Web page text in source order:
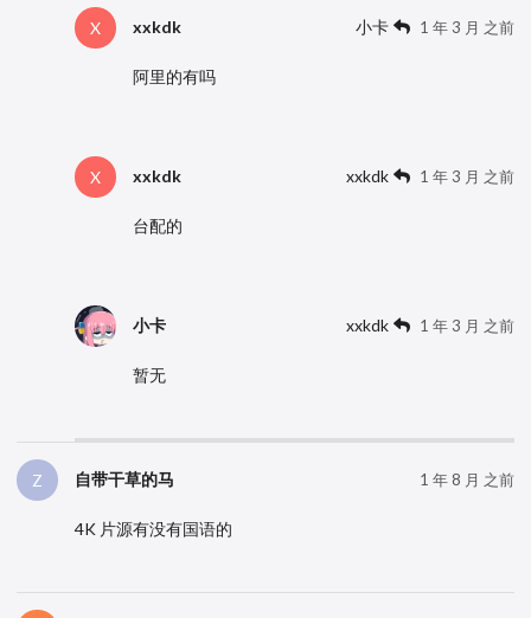
X xxkdk 小卡 1 年 3 月 之前
阿里的有吗
X xxkdk xxkdk 1 年 3 月 之前
台配的
小卡 xxkdk 1 年 3 月 之前
暂无
Z 自带干草的马 1 年 8 月 之前
4K 片源有没有国语的